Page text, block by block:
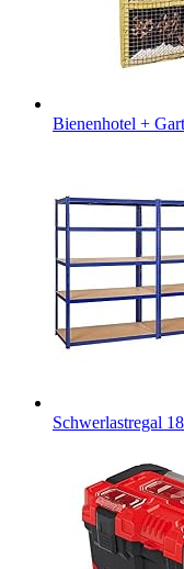
Bienenhotel +
Schwerlastregal